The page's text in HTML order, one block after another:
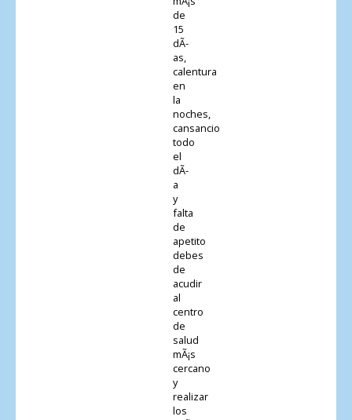
de
15
dÃ­
as,
calentura
en
la
noches,
cansancio
todo
el
dÃ­
a
y
falta
de
apetito
debes
de
acudir
al
centro
de
salud
mÃ¡s
cercano
y
realizar
los